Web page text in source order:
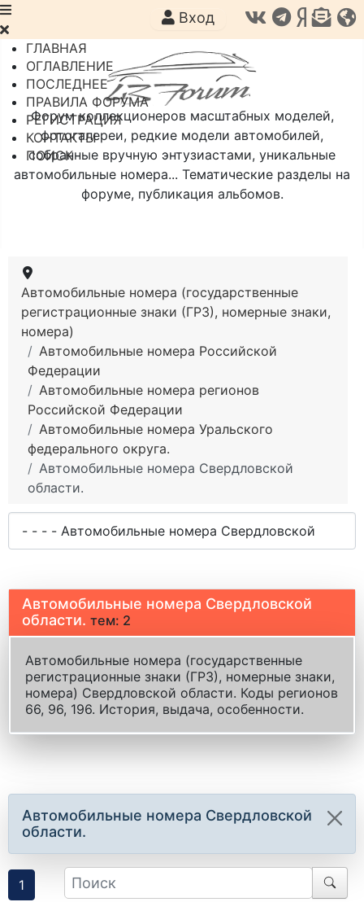
Форум коллекционеров масштабных моделей,
фотогалереи, редкие модели автомобилей,
собранные вручную энтузиастами, уникальные
автомобильные номера... Тематические разделы на
форуме, публикация альбомов.
Вход
ГЛАВНАЯ
ОГЛАВЛЕНИЕ
ПОСЛЕДНЕЕ
ПРАВИЛА ФОРУМА
РЕГИСТРАЦИЯ
КОНТАКТЫ
ПОИСК
Автомобильные номера (государственные
регистрационные знаки (ГРЗ), номерные знаки,
номера)
Автомобильные номера Российской
Федерации
Автомобильные номера регионов
Российской Федерации
Автомобильные номера Уральского
федерального округа.
Автомобильные номера Свердловской
области.
Автомобильные номера Свердловской
области. тем: 2
Автомобильные номера (государственные
регистрационные знаки (ГРЗ), номерные знаки,
номера) Свердловской области. Коды регионов
66, 96, 196. История, выдача, особенности.
Автомобильные номера Свердловской
области.
1